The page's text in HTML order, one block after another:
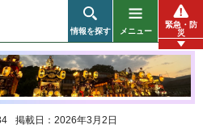
情報を探す メニュー
緊急・防
災
掲載日：2026年3月2日